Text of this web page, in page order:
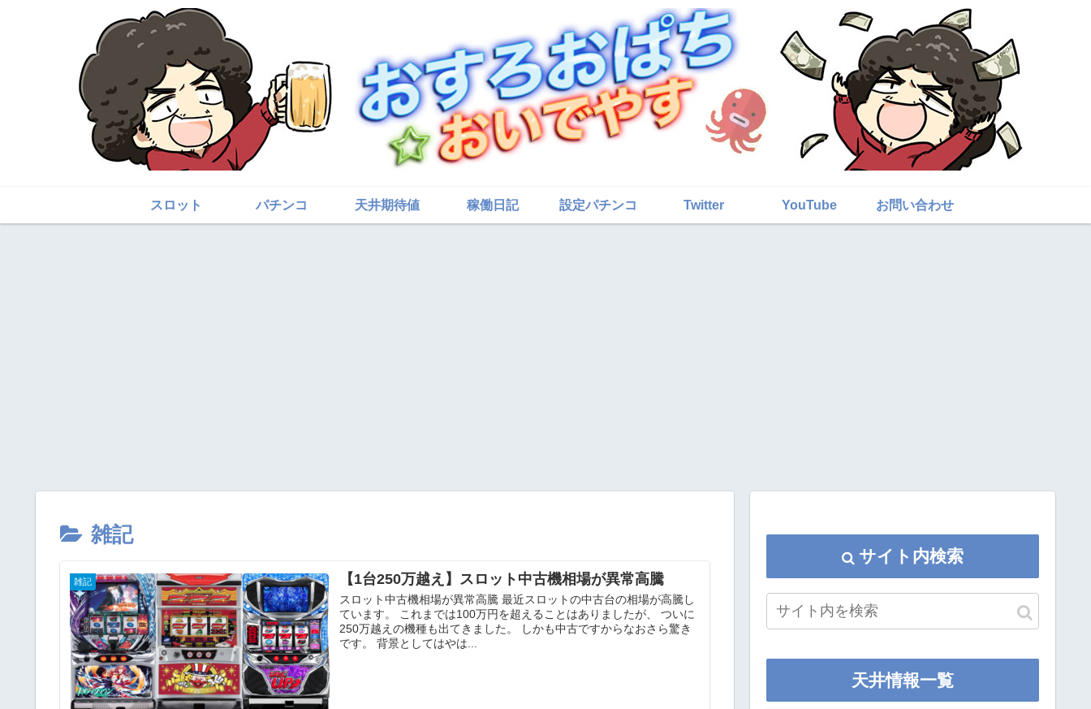
スロット パチンコ 天井期待値 稼働日記 設定パチンコ Twitter YouTube お問い合わせ
雑記
雑記 【1台250万越え】スロット中古機相場が異常高騰
スロット中古機相場が異常高騰 最近スロットの中古台の相場が高騰し
ています。 これまでは100万円を超えることはありましたが、 ついに
250万越えの機種も出てきました。 しかも中古ですからなおさら驚き
です。 背景としてはやは...
サイト内検索
天井情報一覧